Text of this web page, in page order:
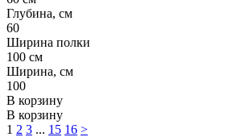
Глубина, см
60
Ширина полки
100 см
Ширина, см
100
В корзину
В корзину
1 2 3 ... 15 16 >